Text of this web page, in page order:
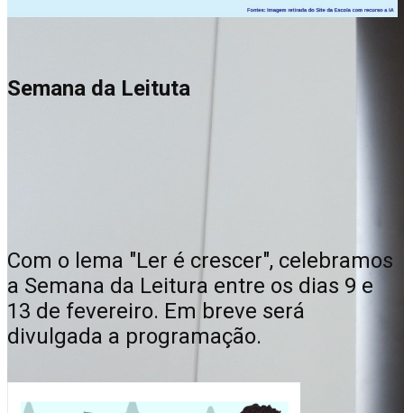
Semana da Leituta
Com o lema "Ler é crescer", celebramos
a Semana da Leitura entre os dias 9 e
13 de fevereiro. Em breve será
divulgada a programação.